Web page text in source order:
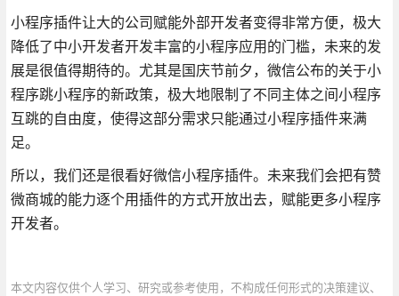
小程序插件让大的公司赋能外部开发者变得非常方便，极大
降低了中小开发者开发丰富的小程序应用的门槛，未来的发
展是很值得期待的。尤其是国庆节前夕，微信公布的关于小
程序跳小程序的新政策，极大地限制了不同主体之间小程序
互跳的自由度，使得这部分需求只能通过小程序插件来满
足。
所以，我们还是很看好微信小程序插件。未来我们会把有赞
微商城的能力逐个用插件的方式开放出去，赋能更多小程序
开发者。
本文内容仅供个人学习、研究或参考使用，不构成任何形式的决策建议、